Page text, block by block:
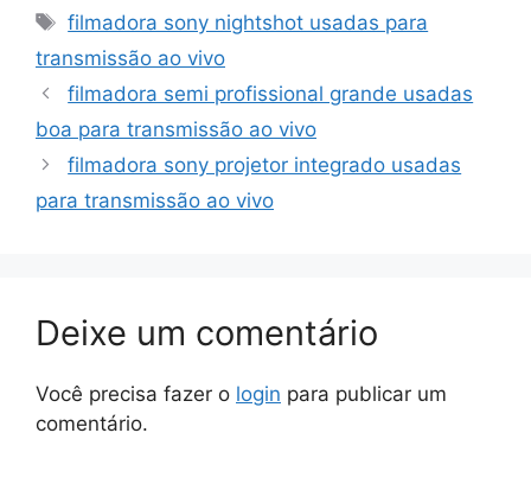
Tags
filmadora sony nightshot usadas para
transmissão ao vivo
filmadora semi profissional grande usadas
boa para transmissão ao vivo
filmadora sony projetor integrado usadas
para transmissão ao vivo
Deixe um comentário
Você precisa fazer o login para publicar um
comentário.